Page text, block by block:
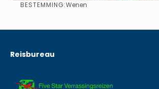
BESTEMMING:Wenen
Reisbureau